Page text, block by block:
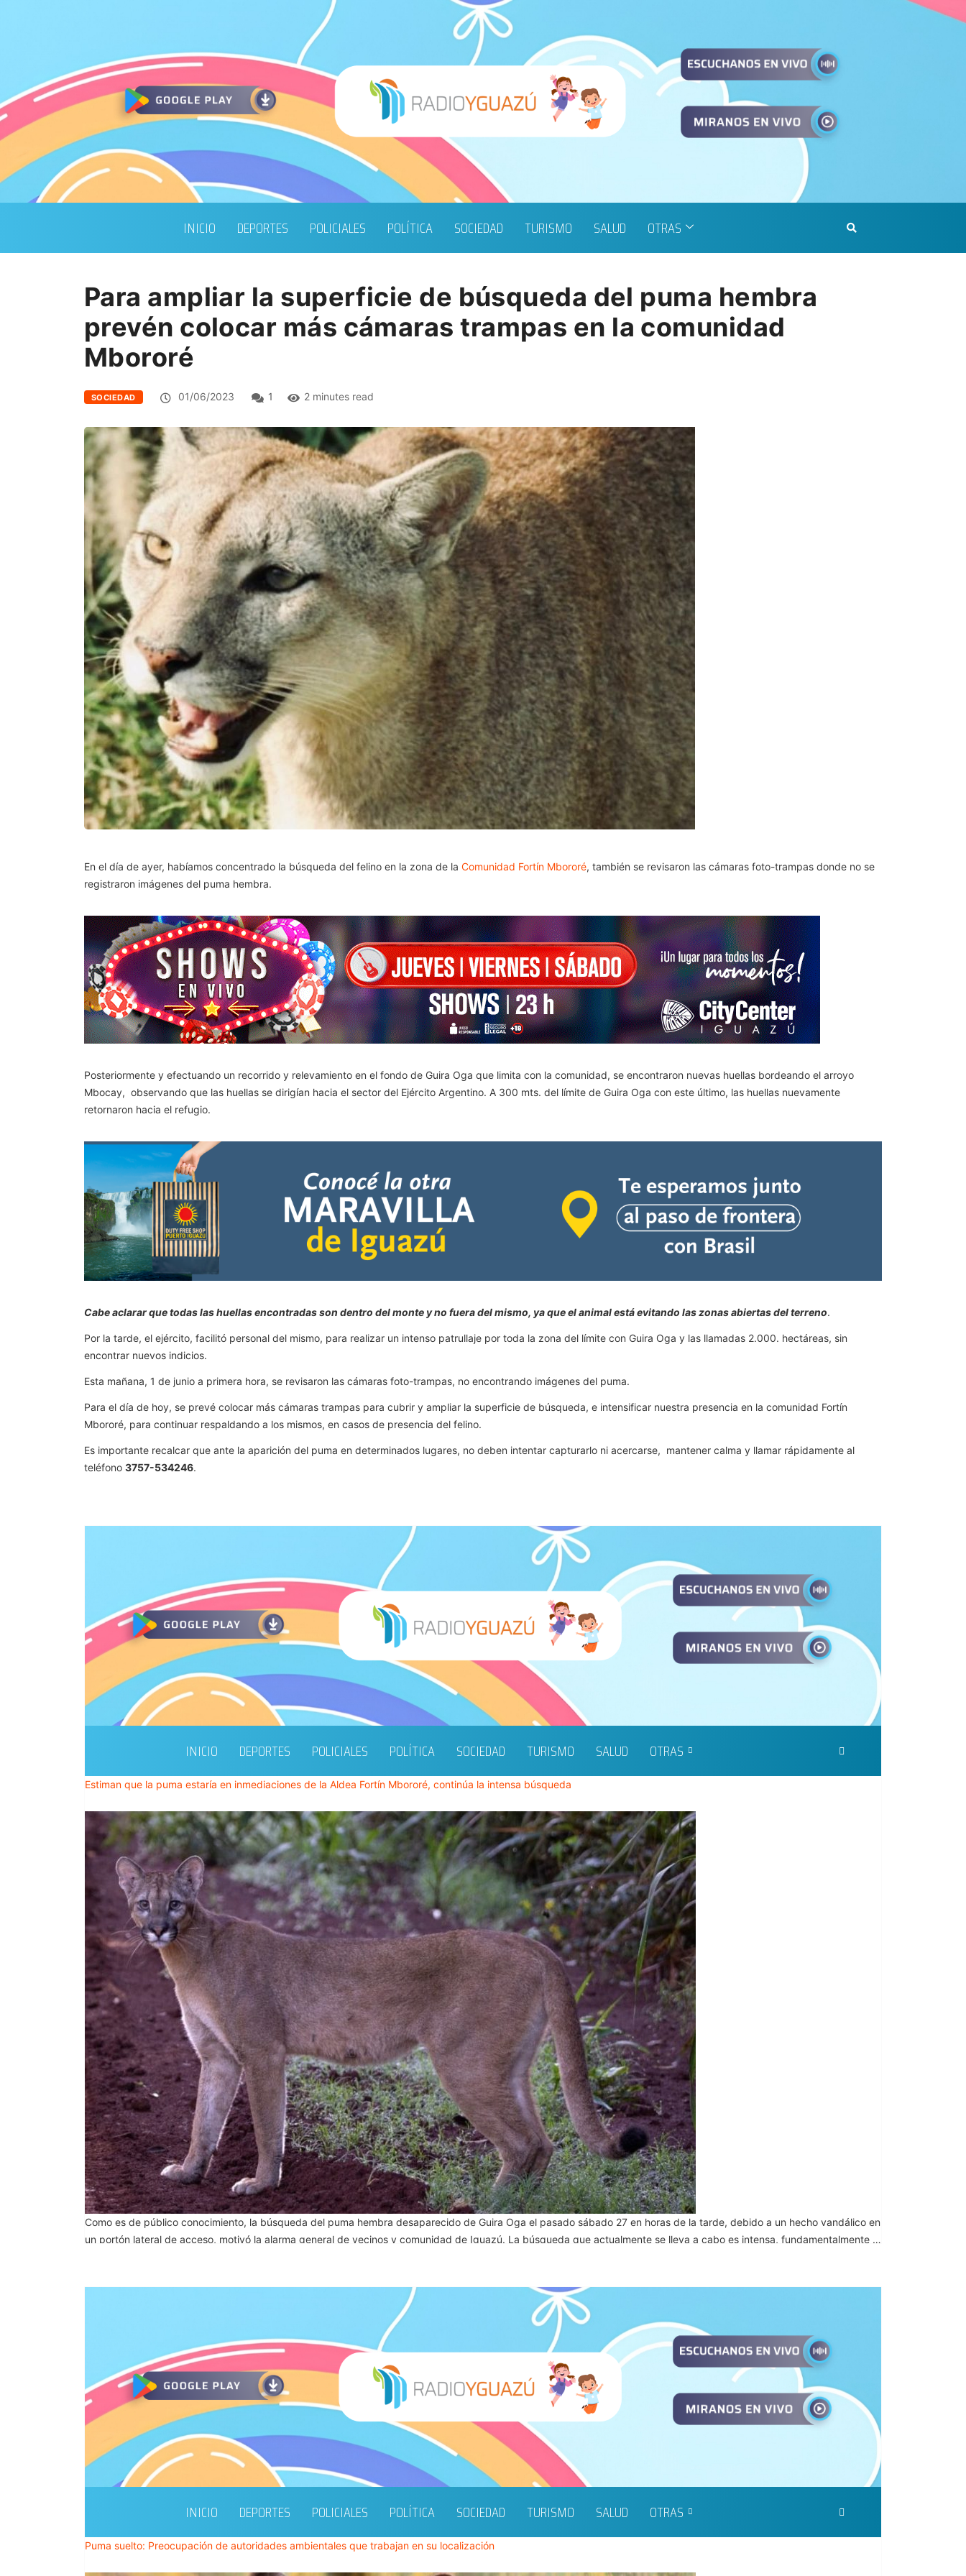
INICIO DEPORTES POLICIALES POLÍTICA SOCIEDAD TURISMO SALUD OTRAS
Para ampliar la superficie de búsqueda del puma hembra
prevén colocar más cámaras trampas en la comunidad
Mbororé
SOCIEDAD 01/06/2023 1 2 minutes read
En el día de ayer, habíamos concentrado la búsqueda del felino en la zona de la Comunidad Fortín Mbororé, también se revisaron las cámaras foto-trampas donde no se
registraron imágenes del puma hembra.
Posteriormente y efectuando un recorrido y relevamiento en el fondo de Guira Oga que limita con la comunidad, se encontraron nuevas huellas bordeando el arroyo
Mbocay, observando que las huellas se dirigían hacia el sector del Ejército Argentino. A 300 mts. del límite de Guira Oga con este último, las huellas nuevamente
retornaron hacia el refugio.
Cabe aclarar que todas las huellas encontradas son dentro del monte y no fuera del mismo, ya que el animal está evitando las zonas abiertas del terreno.
Por la tarde, el ejército, facilitó personal del mismo, para realizar un intenso patrullaje por toda la zona del límite con Guira Oga y las llamadas 2.000. hectáreas, sin
encontrar nuevos indicios.
Esta mañana, 1 de junio a primera hora, se revisaron las cámaras foto-trampas, no encontrando imágenes del puma.
Para el día de hoy, se prevé colocar más cámaras trampas para cubrir y ampliar la superficie de búsqueda, e intensificar nuestra presencia en la comunidad Fortín
Mbororé, para continuar respaldando a los mismos, en casos de presencia del felino.
Es importante recalcar que ante la aparición del puma en determinados lugares, no deben intentar capturarlo ni acercarse, mantener calma y llamar rápidamente al
teléfono 3757-534246.